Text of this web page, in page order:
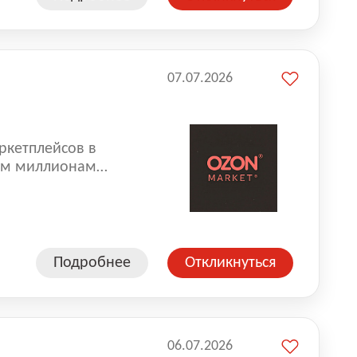
в
миллионам
сети, где
Ozon
Подробнее
07.07.2026
Откликнуться
06.07.2026